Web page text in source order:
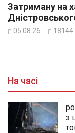
Затриману на
05.08.26 18144
На часі
з